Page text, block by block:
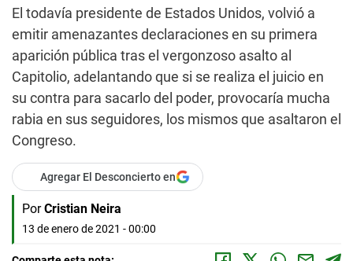
El todavía presidente de Estados Unidos, volvió a
emitir amenazantes declaraciones en su primera
aparición pública tras el vergonzoso asalto al
Capitolio, adelantando que si se realiza el juicio en
su contra para sacarlo del poder, provocaría mucha
rabia en sus seguidores, los mismos que asaltaron el
Congreso.
Agregar El Desconcierto en
Por Cristian Neira
13 de enero de 2021 - 00:00